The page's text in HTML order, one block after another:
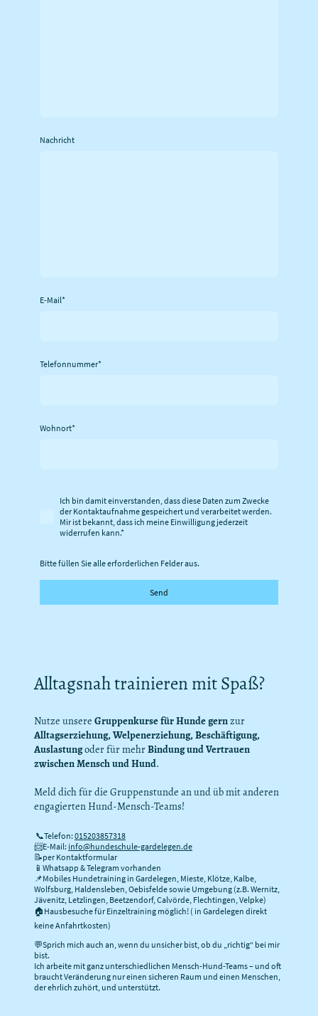
Nachricht
E-Mail*
Telefonnummer*
Wohnort*
Ich bin damit einverstanden, dass diese Daten zum Zwecke
der Kontaktaufnahme gespeichert und verarbeitet werden.
Mir ist bekannt, dass ich meine Einwilligung jederzeit
widerrufen kann.*
Bitte füllen Sie alle erforderlichen Felder aus.
Send
Alltagsnah trainieren mit Spaß?
Nutze unsere Gruppenkurse für Hunde gernzur
Alltagserziehung, Welpenerziehung, Beschäftigung,
Auslastungoder für mehrBindung und Vertrauen
zwischen Mensch und Hund.
Meld dich für die Gruppenstunde an und üb mit anderen
engagierten Hund-Mensch-Teams!
📞Telefon: 015203857318
📨E-Mail: info@hundeschule-gardelegen.de
📝per Kontaktformular
📱Whatsapp & Telegram vorhanden
📌Mobiles Hundetraining in Gardelegen, Mieste, Klötze, Kalbe,
Wolfsburg, Haldensleben, Oebisfelde sowie Umgebung (z.B. Wernitz,
Jävenitz, Letzlingen, Beetzendorf, Calvörde, Flechtingen, Velpke)
🏠Hausbesuche für Einzeltraining möglich! ( in Gardelegen direkt
keine Anfahrtkosten)
💬Sprich mich auch an, wenn du unsicher bist, ob du „richtig“ bei mir
bist.
Ich arbeite mit ganz unterschiedlichen Mensch-Hund-Teams – und oft
braucht Veränderung nur einen sicheren Raum und einen Menschen,
der ehrlich zuhört, und unterstützt.